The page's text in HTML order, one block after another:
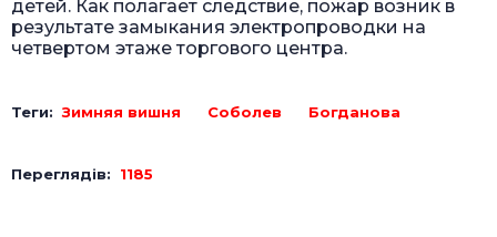
детей. Как полагает следствие, пожар возник в
результате замыкания электропроводки на
четвертом этаже торгового центра.
Теги:Зимняя вишня Соболев Богданова
Переглядів: 1185